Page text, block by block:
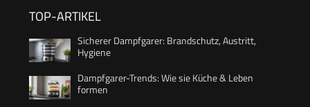
TOP-ARTIKEL
Sicherer Dampfgarer: Brandschutz, Austritt,
Hygiene
Dampfgarer-Trends: Wie sie Küche & Leben
formen